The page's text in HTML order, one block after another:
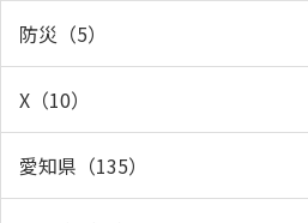
防災（5）
X（10）
愛知県（135）